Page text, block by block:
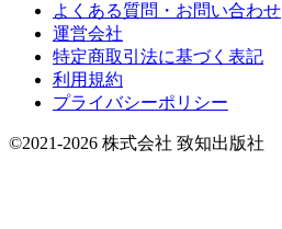
よくある質問・お問い合わせ
運営会社
特定商取引法に基づく表記
利用規約
プライバシーポリシー
©2021-2026 株式会社 致知出版社